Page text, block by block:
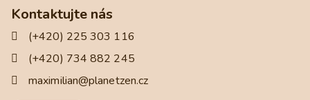
Kontaktujte nás
(+420) 225 303 116
(+420) 734 882 245
maximilian@planetzen.cz